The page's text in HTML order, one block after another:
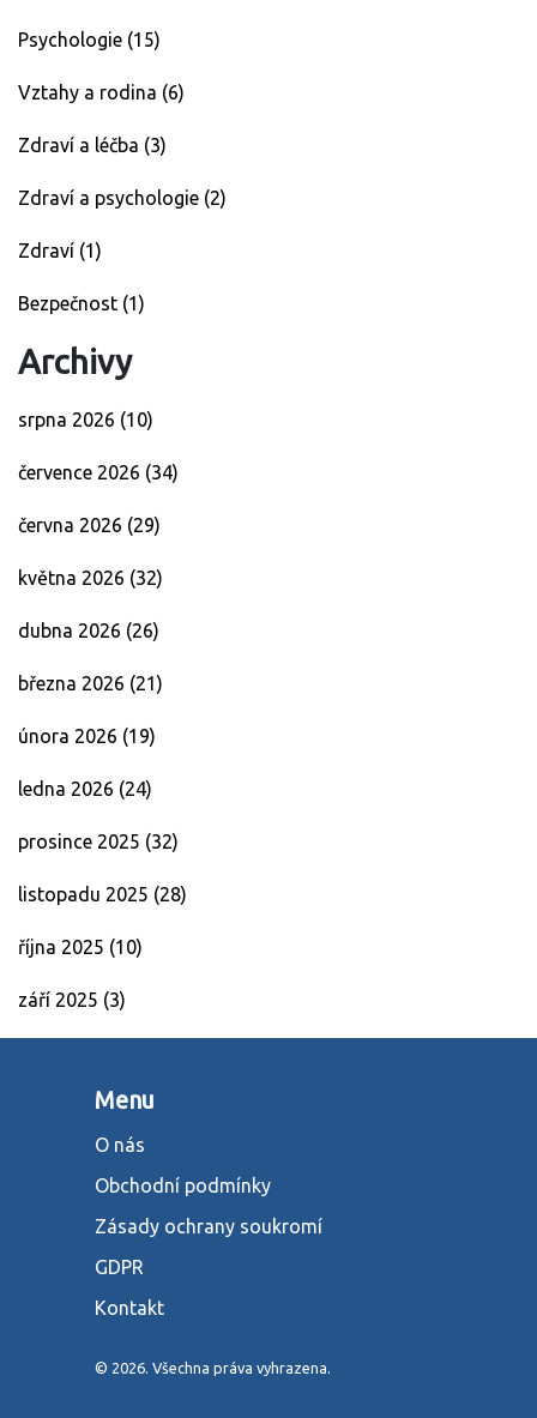
Psychologie (15)
Vztahy a rodina (6)
Zdraví a léčba (3)
Zdraví a psychologie (2)
Zdraví (1)
Bezpečnost (1)
Archivy
srpna 2026 (10)
července 2026 (34)
června 2026 (29)
května 2026 (32)
dubna 2026 (26)
března 2026 (21)
února 2026 (19)
ledna 2026 (24)
prosince 2025 (32)
listopadu 2025 (28)
října 2025 (10)
září 2025 (3)
Menu
O nás
Obchodní podmínky
Zásady ochrany soukromí
GDPR
Kontakt
© 2026. Všechna práva vyhrazena.